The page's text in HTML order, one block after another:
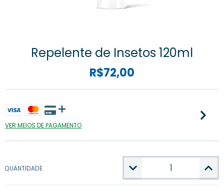
Repelente de Insetos 120ml
R$72,00
VER MEIOS DE PAGAMENTO
QUANTIDADE